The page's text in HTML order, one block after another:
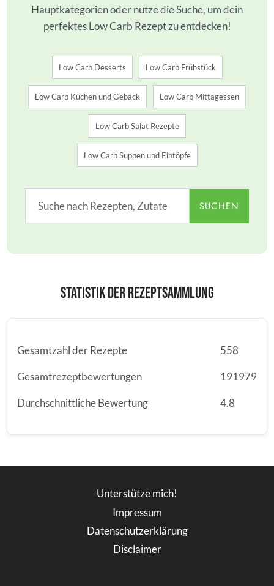
Hauptkategorien oder nutze die Suche, um dein
perfektes Low Carb Rezept zu entdecken!
Low Carb Desserts Low Carb Frühstück
Low Carb Kuchen und Gebäck Low Carb Mittagessen
Low Carb Salat Rezepte
Low Carb Suppen und Eintöpfe
SUCHEN
Statistik der Rezeptsammlung
Gesamtzahl der Rezepte 558
Gesamtrezeptbewertungen 191979
Durchschnittliche Bewertung 4.8
Unterstütze mich!
Impressum
Datenschutzerklärung
Disclaimer